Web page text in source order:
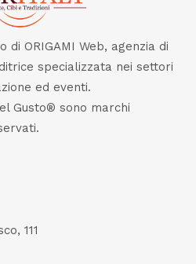
di ORIGAMI Web, agenzia di
specializzata nei settori
ed eventi.
Gusto® sono marchi
111